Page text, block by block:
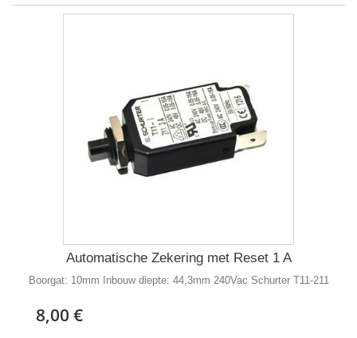
Automatische Zekering met Reset 1 A
Boorgat: 10mm Inbouw diepte: 44,3mm 240Vac Schurter T11-211
8,00 €